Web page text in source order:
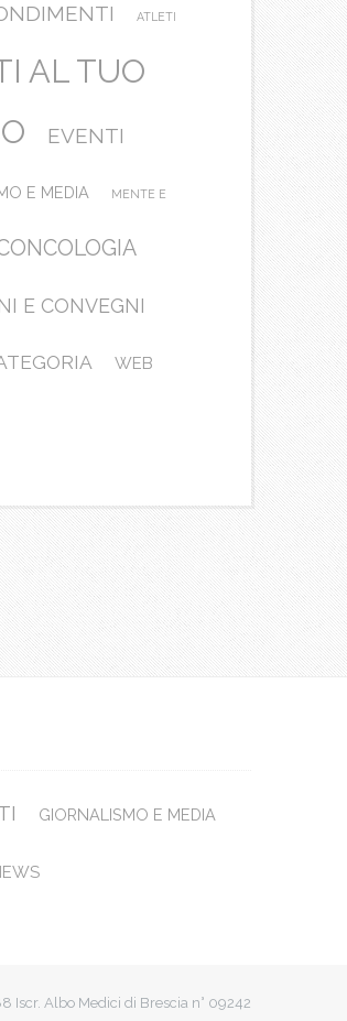
ATLETI
AL TUO
EVENTI
E MEDIA MENTE E
E CONVEGNI
WEB
GIORNALISMO E MEDIA
Albo Medici di Brescia n° 09242